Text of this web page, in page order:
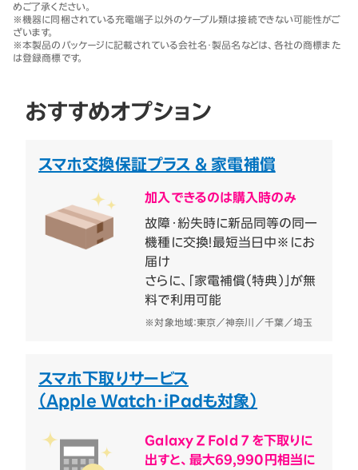
めご了承ください。
※機器に同梱されている充電端子以外のケーブル類は接続できない可能性がご
ざいます。
※本製品のパッケージに記載されている会社名・製品名などは、各社の商標また
は登録商標です。
おすすめオプション
スマホ交換保証プラス & 家電補償
加入できるのは購入時のみ
故障・紛失時に新品同等の同一
機種に交換！最短当日中※にお
届け
さらに、「家電補償（特典）」が無
料で利用可能
※対象地域：東京／神奈川／千葉／埼玉
スマホ下取りサービス
（Apple Watch・iPadも対象）
Galaxy Z Fold 7 を下取りに
出すと、最大69,990円相当に